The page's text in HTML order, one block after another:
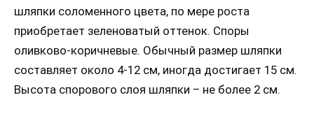
шляпки соломенного цвета, по мере роста
приобретает зеленоватый оттенок. Споры
оливково-коричневые. Обычный размер шляпки
составляет около 4-12 см, иногда достигает 15 см.
Высота спорового слоя шляпки – не более 2 см.